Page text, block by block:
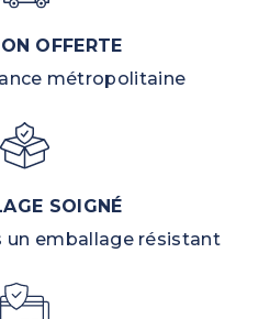
OFFERTE
métropolitaine
SOIGNÉ
un emballage résistant